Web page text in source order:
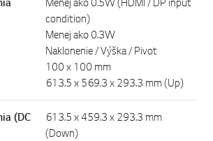
condition)
Menej ako 0.3W
Naklonenie / Výška / Pivot
100 x 100 mm
613.5 x 569.3 x 293.3 mm (Up)
(DC
613.5 x 459.3 x 293.3 mm
(Down)